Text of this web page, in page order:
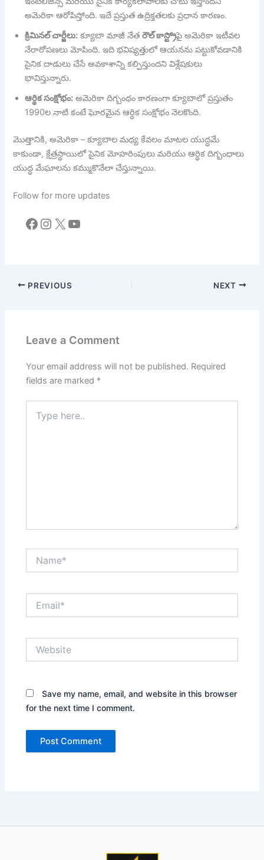
అమెరికా ఆరోపిస్తోంది. ఇదే ప్రస్తుత ఉద్రిక్తతలకు ప్రధాన కారణం.
క్రిమినల్ చార్జీలు: క్యూబా మాజీ నేతరౌల్ కాస్ట్రోపై అమెరికా ఇటీవల
నేరారోపణలు మోపింది. ఇది భవిష్యత్తులో ఆయనను పట్టుకోవడానికి
సైనిక దాడులు చేసే అవకాశాన్ని కల్పిస్తుందని విశ్లేషకులు
భావిస్తున్నారు.
ఆర్థిక సంక్షోభం: అమెరికా దిగ్బంధం కారణంగా క్యూబాలో ప్రస్తుతం
1990ల నాటి కంటే ఘోరమైన ఆర్థిక సంక్షోభం నెలకొంది.
మొత్తానికి, అమెరికా – క్యూబాల మధ్య కేవలం మాటల యుద్ధమే
కాకుండా, క్షేత్రస్థాయిలో సైనిక మోహరింపులు మరియు ఆర్థిక దిగ్బంధాలు
యుద్ధ మేఘాలను కమ్ముకొనేలా చేస్తున్నాయి.
Follow for more updates
Facebook
Instagram
X YouTube
PREVIOUS NEXT
Leave a Comment
Your email address will not be published. Required
fields are marked *
here..
Save my name, email, and website in this browser
for the next time I comment.